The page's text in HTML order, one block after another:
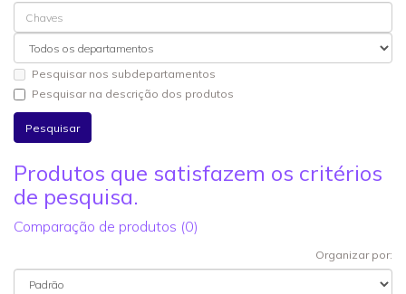
Pesquisar nos subdepartamentos
Pesquisar na descrição dos produtos
Produtos que satisfazem os critérios
de pesquisa.
Comparação de produtos (0)
Organizar por: